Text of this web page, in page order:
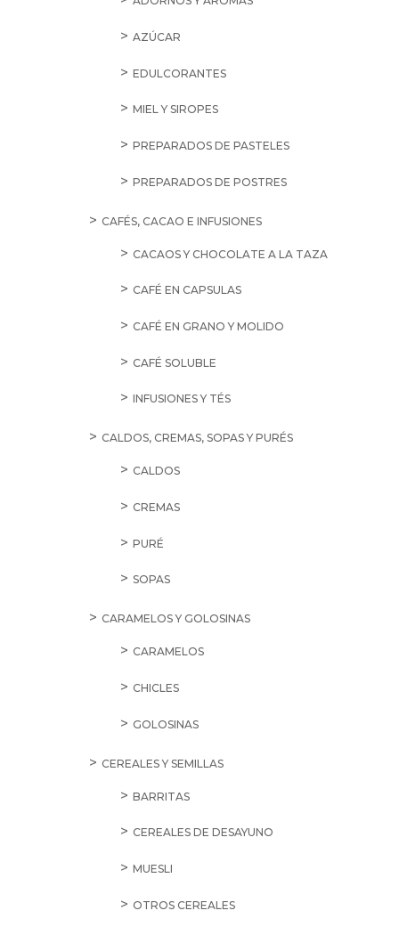
AZÚCAR
EDULCORANTES
MIEL Y SIROPES
PREPARADOS DE PASTELES
PREPARADOS DE POSTRES
CAFÉS, CACAO E INFUSIONES
CACAOS Y CHOCOLATE A LA TAZA
CAFÉ EN CAPSULAS
CAFÉ EN GRANO Y MOLIDO
CAFÉ SOLUBLE
INFUSIONES Y TÉS
CALDOS, CREMAS, SOPAS Y PURÉS
CALDOS
CREMAS
PURÉ
SOPAS
CARAMELOS Y GOLOSINAS
CARAMELOS
CHICLES
GOLOSINAS
CEREALES Y SEMILLAS
BARRITAS
CEREALES DE DESAYUNO
MUESLI
OTROS CEREALES